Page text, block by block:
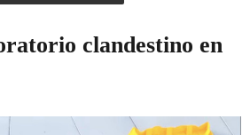
clandestino en